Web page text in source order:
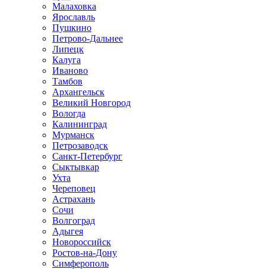
Малаховка
Ярославль
Пушкино
Петрово-Дальнее
Липецк
Калуга
Иваново
Тамбов
Архангельск
Великий Новгород
Вологда
Калининград
Мурманск
Петрозаводск
Санкт-Петербург
Сыктывкар
Ухта
Череповец
Астрахань
Сочи
Волгоград
Адыгея
Новороссийск
Ростов-на-Дону
Симферополь